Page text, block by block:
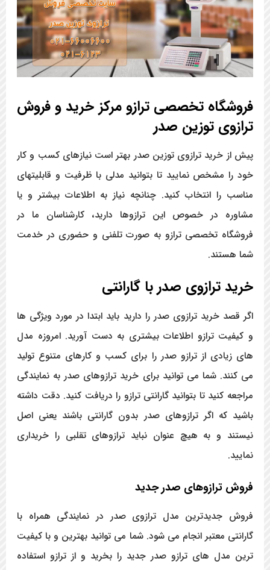
فروشگاه تخصصی ترازو مرکز خرید و فروش
ترازوی توزین صدر
پیش از خرید ترازوی توزین صدر بهتر است نیازهای کسب و کار
خود را مشخص نمایید تا بتوانید مدلی با ظرفیت و قابلیتهای
مناسب را انتخاب کنید. چنانچه نیاز به اطلاعات بیشتر و یا
مشاوره در خصوص این ترازوها دارید، کارشناسان ما در
فروشگاه تخصصی ترازو به صورت تلفنی و حضوری در خدمت
شما هستند.
خرید ترازوی صدر با گارانتی
اگر قصد خرید ترازوی صدر را دارید باید ابتدا در مورد ویژگی ها
و کیفیت ترازو اطلاعات بیشتری به دست آورید. امروزه مدل
های زیادی از ترازو صدر را برای کسب و کارهای متنوع تولید
می کنند. شما می توانید برای خرید ترازوهای صدر به نمایندگی
مراجعه کنید تا بتوانید گارانتی ترازو را دریافت کنید. دقت داشته
باشید که اگر ترازوهای صدر بدون گارانتی باشند یعنی اصل
نیستند و به هیچ عنوان نباید ترازوهای تقلبی را خریداری
نمایید.
فروش ترازوهای صدر جدید
فروش جدیدترین مدل ترازوی صدر در نمایندگی همراه با
گارانتی معتبر انجام می شود. شما می توانید بهترین و با کیفیت
ترین مدل های ترازو صدر جدید را بخرید و از ترازو استفاده